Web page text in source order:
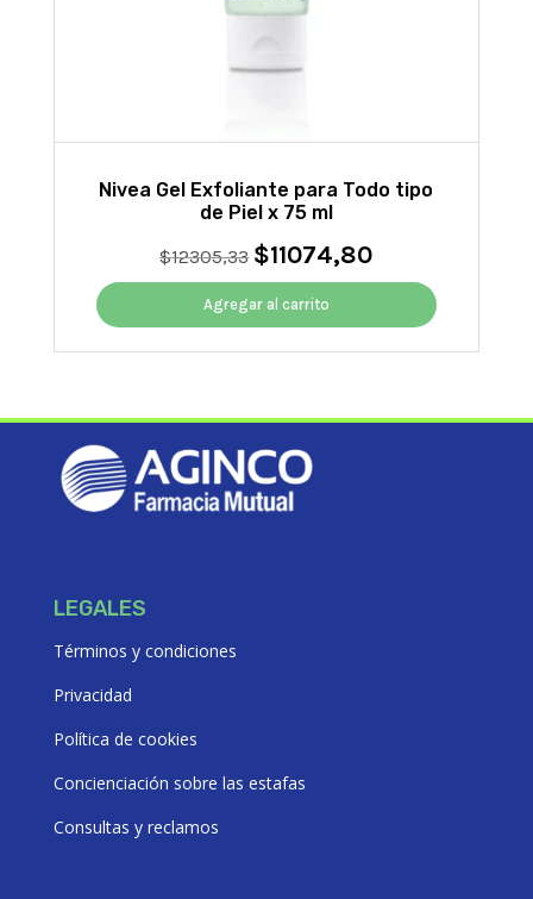
Nivea Gel Exfoliante para Todo tipo
de Piel x 75 ml
$12305,33 El
precio
original
era:
$12305,33.
$11074,80El
precio
es:
$11074,80.
Agregar al carrito
LEGALES
Términos y condiciones
Privacidad
Política de cookies
Concienciación sobre las estafas
Consultas y reclamos